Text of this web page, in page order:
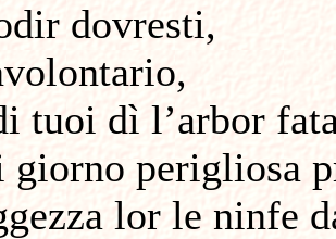
dovresti,
tuoi dì l’arbor
giorno perigliosa
lor le ninfe